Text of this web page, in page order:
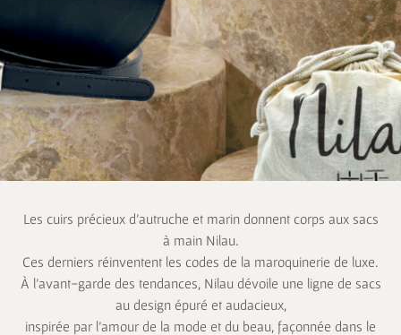
Les cuirs précieux d’autruche et marin donnent corps aux sacs
à main Nilau.
Ces derniers réinventent les codes de la maroquinerie de luxe.
À l’avant-garde des tendances, Nilau dévoile une ligne de sacs
au design épuré et audacieux,
inspirée par l’amour de la mode et du beau, façonnée dans le